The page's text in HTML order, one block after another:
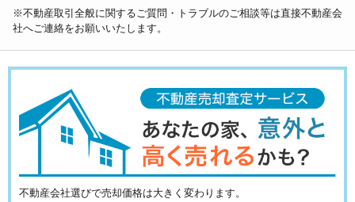
※不動産取引全般に関するご質問・トラブルのご相談等は直接不動産会
社へご連絡をお願いいたします。
不動産会社選びで売却価格は大きく変わります。